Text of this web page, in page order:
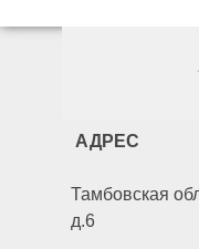
АДРЕС
Тамбовская
д.6